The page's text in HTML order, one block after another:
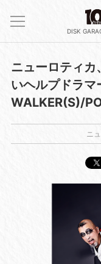
DISK
ニューロティ
いヘルプドラ
WALKER(S)/
ニ